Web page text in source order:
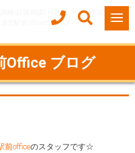
練/計画相談) HOME
事業所紹介
浦安駅前Officeのブログ
Office ブログ
前officeのスタッフです☆